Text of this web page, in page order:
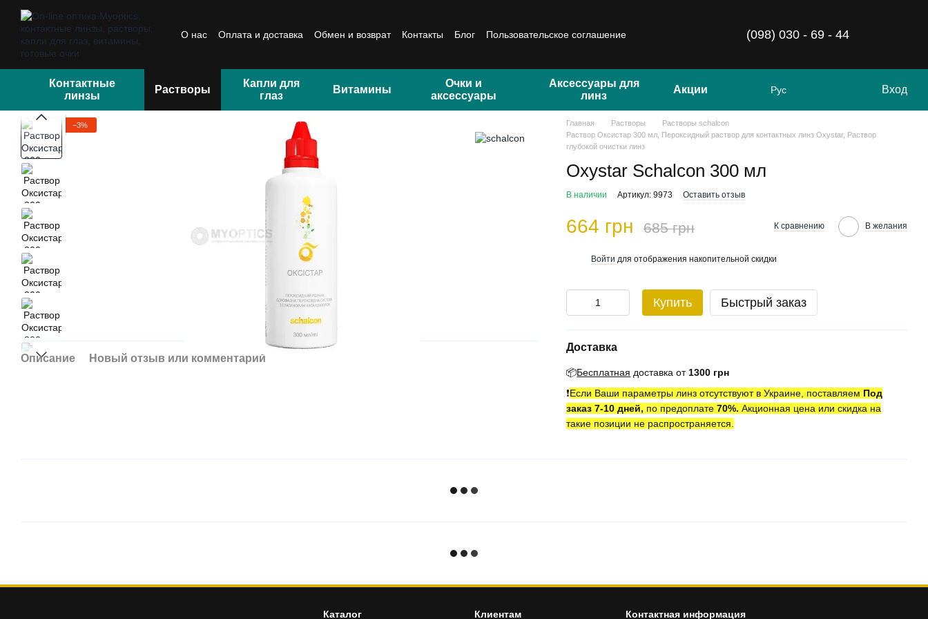
Перейти к основному контенту
О нас Оплата и доставка Обмен и возврат Контакты Блог
Пользовательское соглашение
(098) 030 - 69 - 44
Контактные
линзы
Растворы
Капли для
глаз
Витамины
Очки и
аксессуары
Аксессуары для
линз
Акции Рус Вход
−3%
Описание Новый отзыв или комментарий
Главная Растворы
Растворы schalcon
Раствор Оксистар 300 мл, Пероксидный раствор для контактных линз Oxystar, Раствор
глубокой очистки линз
Oxystar Schalcon 300 мл
В наличии Артикул: 9973 Оставить отзыв
664 грн 685 грн К сравнению В желания
Войти для отображения накопительной скидки
Купить Быстрый заказ
Доставка
📦Бесплатная доставка от 1300 грн
❗️Если Ваши параметры линз отсутствуют в Украине, поставляем Под
заказ 7-10 дней, по предоплате 70%.Акционная цена или скидка на
такие позиции не распространяется.
Каталог Клиентам Контактная информация